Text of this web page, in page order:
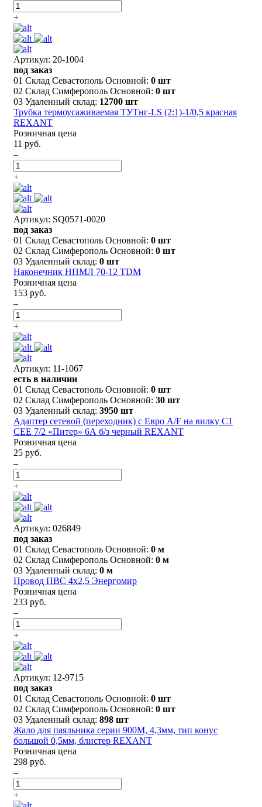
+
Артикул: 20-1004
под заказ
01 Склад Севастополь Основной: 0 шт
02 Склад Симферополь Основной: 0 шт
03 Удаленный склад: 12700 шт
Трубка термоусаживаемая ТУТнг-LS (2:1)-1/0,5 красная
REXANT
Розничная цена
11 руб.
–
+
Артикул: SQ0571-0020
под заказ
01 Склад Севастополь Основной: 0 шт
02 Склад Симферополь Основной: 0 шт
03 Удаленный склад: 0 шт
Наконечник НПМЛ 70-12 TDM
Розничная цена
153 руб.
–
+
Артикул: 11-1067
есть в наличии
01 Склад Севастополь Основной: 0 шт
02 Склад Симферополь Основной: 30 шт
03 Удаленный склад: 3950 шт
Адаптер сетевой (переходник) с Евро А/F на вилку С1
CEE 7/2 «Питер» 6А б/з черный REXANT
Розничная цена
25 руб.
–
+
Артикул: 026849
под заказ
01 Склад Севастополь Основной: 0 м
02 Склад Симферополь Основной: 0 м
03 Удаленный склад: 0 м
Провод ПВС 4х2,5 Энергомир
Розничная цена
233 руб.
–
+
Артикул: 12-9715
под заказ
01 Склад Севастополь Основной: 0 шт
02 Склад Симферополь Основной: 0 шт
03 Удаленный склад: 898 шт
Жало для паяльника серии 900М, 4,3мм, тип конус
большой 0,5мм, блистер REXANT
Розничная цена
298 руб.
–
+